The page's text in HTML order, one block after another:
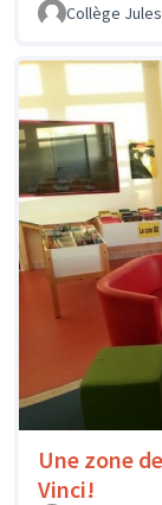
Collège
Une zone
Vinci!